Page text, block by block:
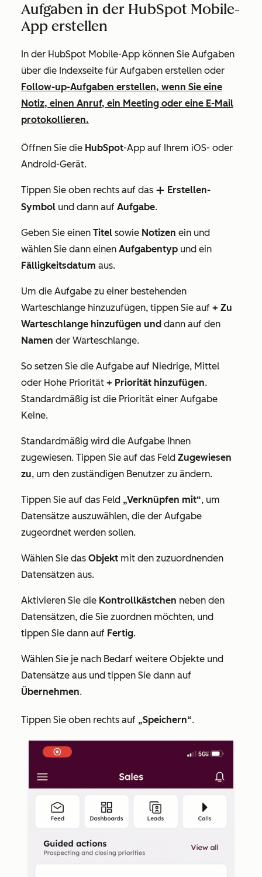
Aufgaben in der HubSpot Mobile-
App erstellen
In der HubSpot Mobile-App können Sie Aufgaben
über die Indexseite für Aufgaben erstellen oder
Follow-up-Aufgaben erstellen, wenn Sie eine
Notiz, einen Anruf, ein Meeting oder eine E-Mail
protokollieren.
Öffnen Sie die HubSpot-App auf Ihrem iOS- oder
Android-Gerät.
Tippen Sie oben rechts auf das add Erstellen-
Symbol und dann auf Aufgabe.
Geben Sie einen Titel sowie Notizen ein und
wählen Sie dann einen Aufgabentyp und ein
Fälligkeitsdatum aus.
Um die Aufgabe zu einer bestehenden
Warteschlange hinzuzufügen, tippen Sie auf + Zu
Warteschlange hinzufügen und dann auf den
Namen der Warteschlange.
So setzen Sie die Aufgabe auf Niedrige, Mittel
oder Hohe Priorität + Priorität hinzufügen.
Standardmäßig ist die Priorität einer Aufgabe
Keine.
Standardmäßig wird die Aufgabe Ihnen
zugewiesen. Tippen Sie auf das Feld Zugewiesen
zu, um den zuständigen Benutzer zu ändern.
Tippen Sie auf das Feld „Verknüpfen mit“, um
Datensätze auszuwählen, die der Aufgabe
zugeordnet werden sollen.
Wählen Sie das Objekt mit den zuzuordnenden
Datensätzen aus.
Aktivieren Sie die Kontrollkästchen neben den
Datensätzen, die Sie zuordnen möchten, und
tippen Sie dann auf Fertig.
Wählen Sie je nach Bedarf weitere Objekte und
Datensätze aus und tippen Sie dann auf
Übernehmen.
Tippen Sie oben rechts auf „Speichern“.